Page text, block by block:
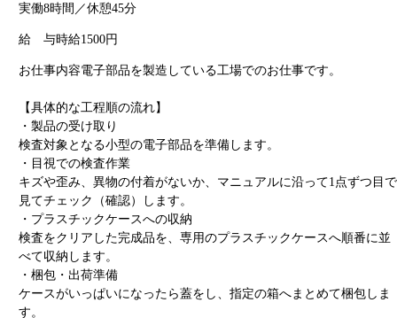
実働8時間／休憩45分
給 与時給1500円
お仕事内容電子部品を製造している工場でのお仕事です。
【具体的な工程順の流れ】
・製品の受け取り
検査対象となる小型の電子部品を準備します。
・目視での検査作業
キズや歪み、異物の付着がないか、マニュアルに沿って1点ずつ目で
見てチェック（確認）します。
・プラスチックケースへの収納
検査をクリアした完成品を、専用のプラスチックケースへ順番に並
べて収納します。
・梱包・出荷準備
ケースがいっぱいになったら蓋をし、指定の箱へまとめて梱包しま
す。